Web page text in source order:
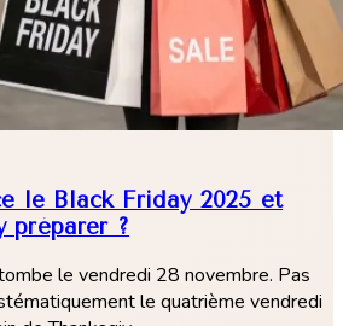
le Black Friday 2025 et
préparer ?
le vendredi 28 novembre. Pas
le quatrième vendredi